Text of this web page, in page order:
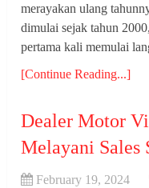
merayakan ulang
dimulai sejak tahun
pertama kali memulai
[Continue Reading...]
Dealer Motor
Melayani Sales
February 19, 2024